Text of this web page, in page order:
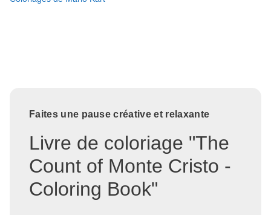
Faites une pause créative et relaxante
Livre de coloriage "The
Count of Monte Cristo -
Coloring Book"